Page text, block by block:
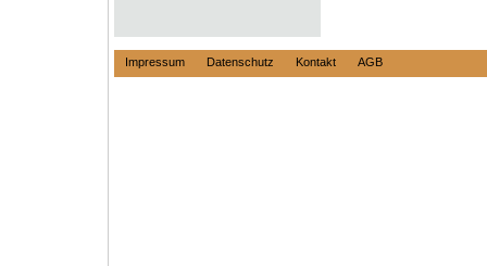
Impressum Datenschutz Kontakt AGB